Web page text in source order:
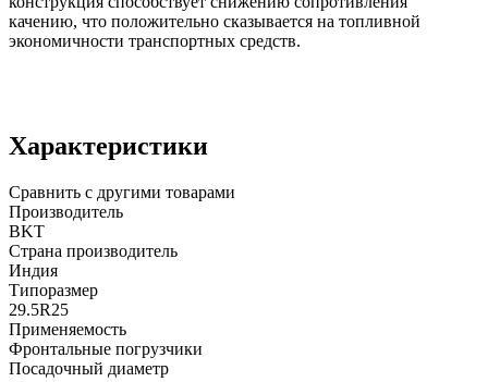
качению, что положительно сказывается на топливной
экономичности транспортных средств.
Характеристики
Сравнить с другими товарами
Производитель
BKT
Страна производитель
Индия
Типоразмер
29.5R25
Применяемость
Фронтальные погрузчики
Посадочный диаметр